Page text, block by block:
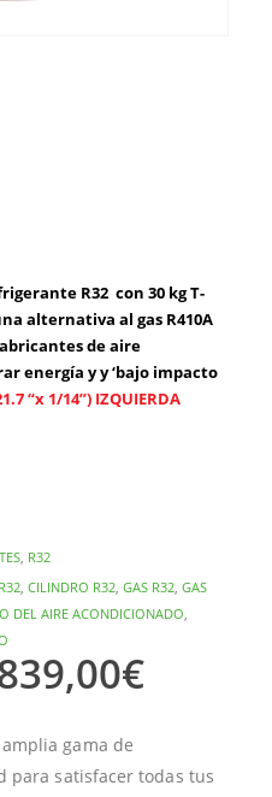
R32 con 30 kg T-
alternativa al gas R410A
de aire
energía y y ‘bajo impacto
“x 1/14”) IZQUIERDA
R32
, CILINDRO R32, GAS R32, GAS
DEL AIRE ACONDICIONADO,
€
gama de
para satisfacer todas tus